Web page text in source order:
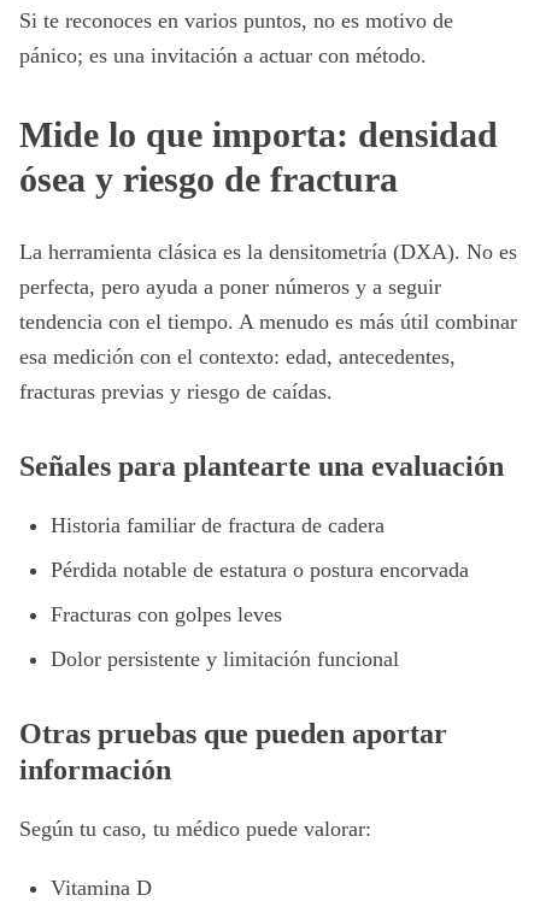
Si te reconoces en varios puntos, no es motivo de
pánico; es una invitación a actuar con método.
Mide lo que importa: densidad
ósea y riesgo de fractura
La herramienta clásica es la densitometría (DXA). No es
perfecta, pero ayuda a poner números y a seguir
tendencia con el tiempo. A menudo es más útil combinar
esa medición con el contexto: edad, antecedentes,
fracturas previas y riesgo de caídas.
Señales para plantearte una evaluación
Historia familiar de fractura de cadera
Pérdida notable de estatura o postura encorvada
Fracturas con golpes leves
Dolor persistente y limitación funcional
Otras pruebas que pueden aportar
información
Según tu caso, tu médico puede valorar:
Vitamina D